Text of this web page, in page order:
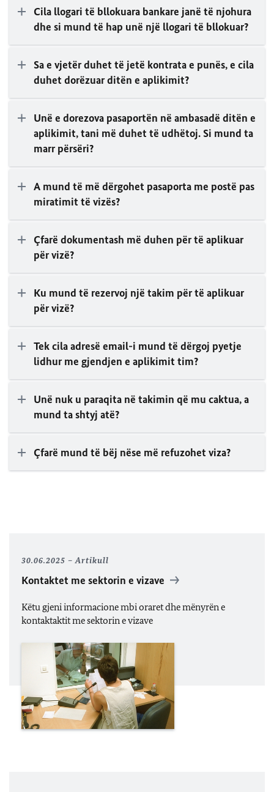
Cila llogari të bllokuara bankare janë të njohura
dhe si mund të hap unë një llogari të bllokuar?
Sa e vjetër duhet të jetë kontrata e punës, e cila
duhet dorëzuar ditën e aplikimit?
Unë e dorezova pasaportën në ambasadë ditën e
aplikimit, tani më duhet të udhëtoj. Si mund ta
marr përsëri?
A mund të më dërgohet pasaporta me postë pas
miratimit të vizës?
Çfarë dokumentash më duhen për të aplikuar
për vizë?
Ku mund të rezervoj një takim për të aplikuar
për vizë?
Tek cila adresë email-i mund të dërgoj pyetje
lidhur me gjendjen e aplikimit tim?
Unë nuk u paraqita në takimin që mu caktua, a
mund ta shtyj atë?
Çfarë mund të bëj nëse më refuzohet viza?
30.06.2025 Artikull
Kontaktet me sektorin e vizave
Këtu gjeni informacione mbi oraret dhe mënyrën e
kontaktaktit me sektorin e vizave